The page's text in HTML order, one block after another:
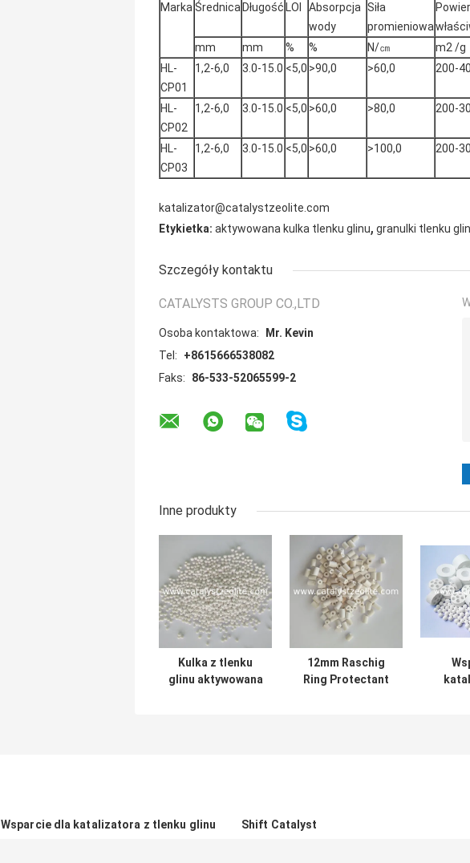
MarkaŚrednica Długość LOI
Absorpcja
wody
Siła
promieniowa
mm
mm % % N/㎝ m2 /g
HL-
CP01
1,2-6,0 3.0-15.0 <5,0 >90,0 >60,0 200-
HL-
CP02
1,2-6,0 3.0-15.0 <5,0 >60,0 >80,0 200-
HL-
CP03
1,2-6,0 3.0-15.0 <5,0 >60,0 >100,0 200-
katalizator@catalystzeolite.com
Etykietka: aktywowana kulka tlenku glinu, granulki tlenku
Szczegóły kontaktu
CATALYSTS GROUP CO.,LTD
Osoba kontaktowa:
Mr. Kevin
Tel:
+8615666538082
Faks:
86-533-52065599-2
Inne produkty
Kulka z tlenku
glinu aktywowana
12mm Raschig
Ring Protectant
Wsparcie dla katalizatora z tlenku glinu Shift Catalyst